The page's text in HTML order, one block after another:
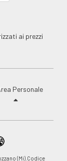
ai prezzi
Personale
(Mi).Codice